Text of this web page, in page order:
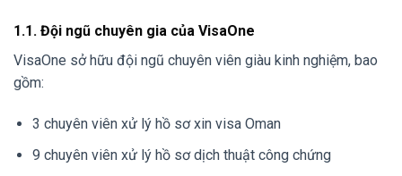
1.1. Đội ngũ chuyên gia của VisaOne
VisaOne sở hữu đội ngũ chuyên viên giàu kinh nghiệm, bao
gồm:
3 chuyên viên xử lý hồ sơ xin visa Oman
9 chuyên viên xử lý hồ sơ dịch thuật công chứng